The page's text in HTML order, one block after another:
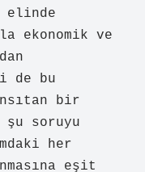
ekonomik ve
de bu
bir
soruyu
her
eşit